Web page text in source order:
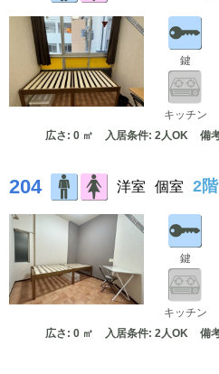
鍵
キッチン
広さ: 0 ㎡ 入居条件: 2人OK 備
204 洋室 個室 2階
鍵
キッチン
広さ: 0 ㎡ 入居条件: 2人OK 備